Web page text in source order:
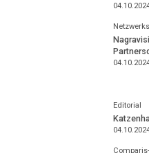
Editorial